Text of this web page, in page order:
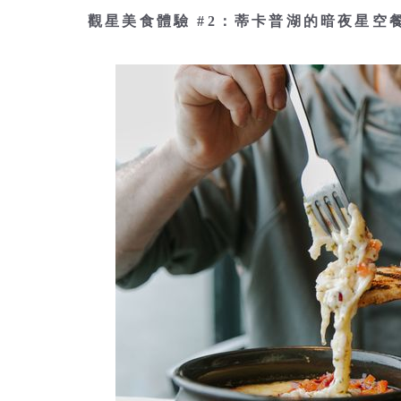
觀星美食體驗 #2：蒂卡普湖的暗夜星空